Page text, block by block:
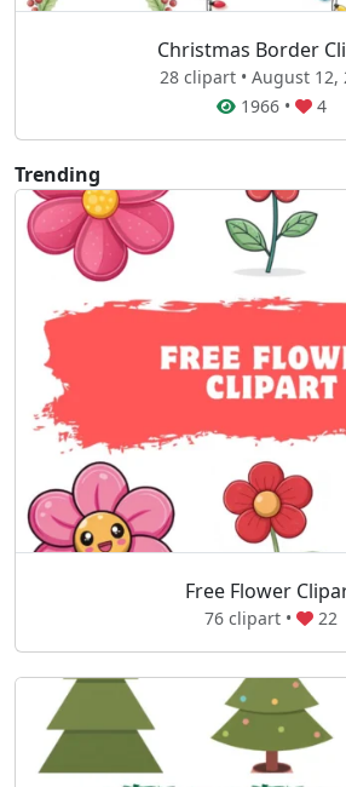
Christmas Border
28 clipart • August 12,
1966• 4
Trending
Free Flower
76 clipart • 22